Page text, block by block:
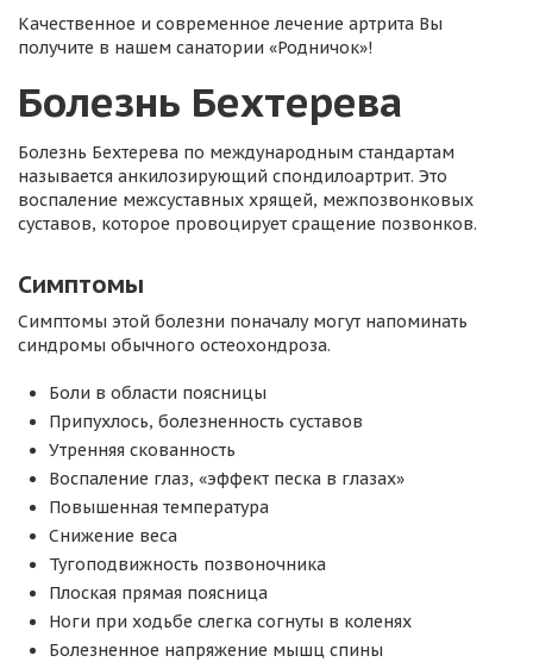
Качественное и современное лечение артрита Вы
получите в нашем санатории «Родничок»!
Болезнь Бехтерева
Болезнь Бехтерева по международным стандартам
называется анкилозирующий спондилоартрит. Это
воспаление межсуставных хрящей, межпозвонковых
суставов, которое провоцирует сращение позвонков.
Симптомы
Симптомы этой болезни поначалу могут напоминать
синдромы обычного остеохондроза.
Боли в области поясницы
Припухлось, болезненность суставов
Утренняя скованность
Воспаление глаз, «эффект песка в глазах»
Повышенная температура
Снижение веса
Тугоподвижность позвоночника
Плоская прямая поясница
Ноги при ходьбе слегка согнуты в коленях
Болезненное напряжение мышц спины